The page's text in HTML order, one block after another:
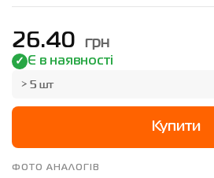
26.40 грн
Є в наявності
> 5 шт
Купити
ФОТО АНАЛОГІВ